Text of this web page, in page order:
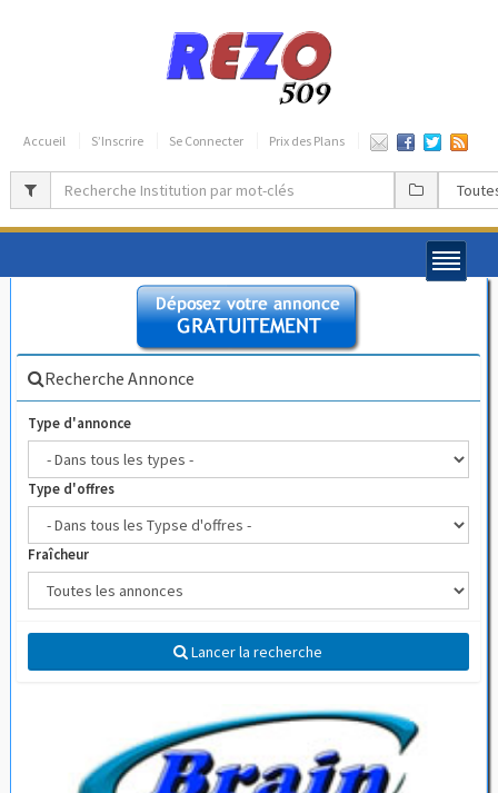
Accueil S’Inscrire Se Connecter Prix des Plans
Recherche Annonce
Type d'annonce
Type d'offres
Fraîcheur
Lancer la recherche